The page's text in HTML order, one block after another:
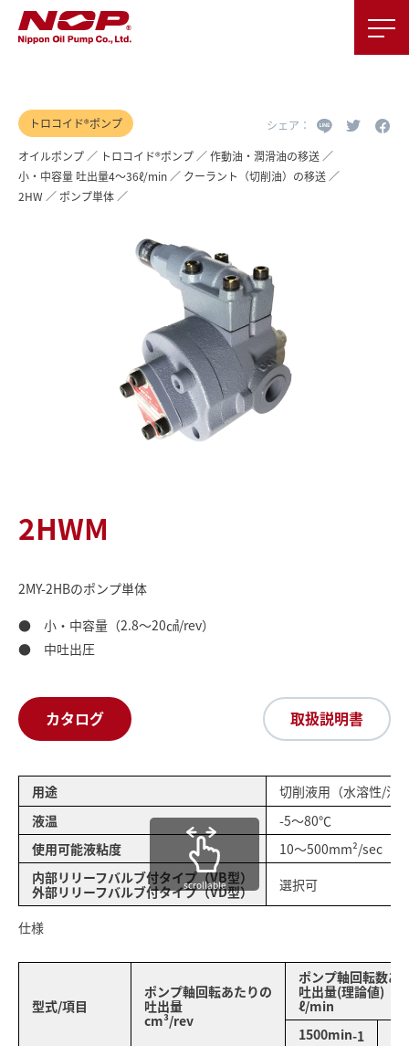
トロコイド®ポンプ
オイルポンプ トロコイド®ポンプ
作動油・潤滑油の移送
小・中容量 吐出量4～36ℓ/min
クーラント（切削油）の移送
2HW
ポンプ単体
2HWM
2MY-2HBのポンプ単体
● 小・中容量（2.8～20㎤/rev）
● 中吐出圧
カタログ 取扱説明書
用途
切削液用（水溶性/油
液温
-5～80℃
使用可能液粘度
10～500mm²/sec
内部リリーフバルブ付タイプ（VB型）
外部リリーフバルブ付タイプ（VD型）
選択可
scrollable
仕様
型式/項目
ポンプ軸回転あたりの
吐出量
cm³/rev
ポンプ軸回転数あ
吐出量(理論値)
ℓ/min
1500min-1